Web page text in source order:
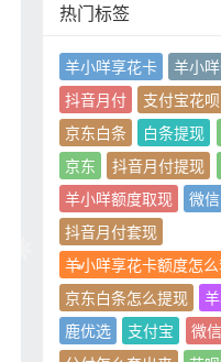
热门标签
羊小咩享花卡 羊小
抖音月付
支付宝花呗
京东白条
白条提现
京东
抖音月付提现
羊小咩额度取现
微
抖音月付套现
羊小咩享花卡额度怎
京东白条怎么提现
鹿优选
支付宝
微